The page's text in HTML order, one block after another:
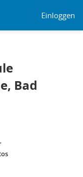
Einloggen
Bad